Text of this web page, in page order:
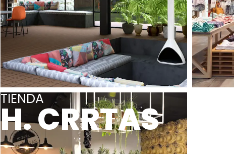
TIENDA
H. CRRTAS